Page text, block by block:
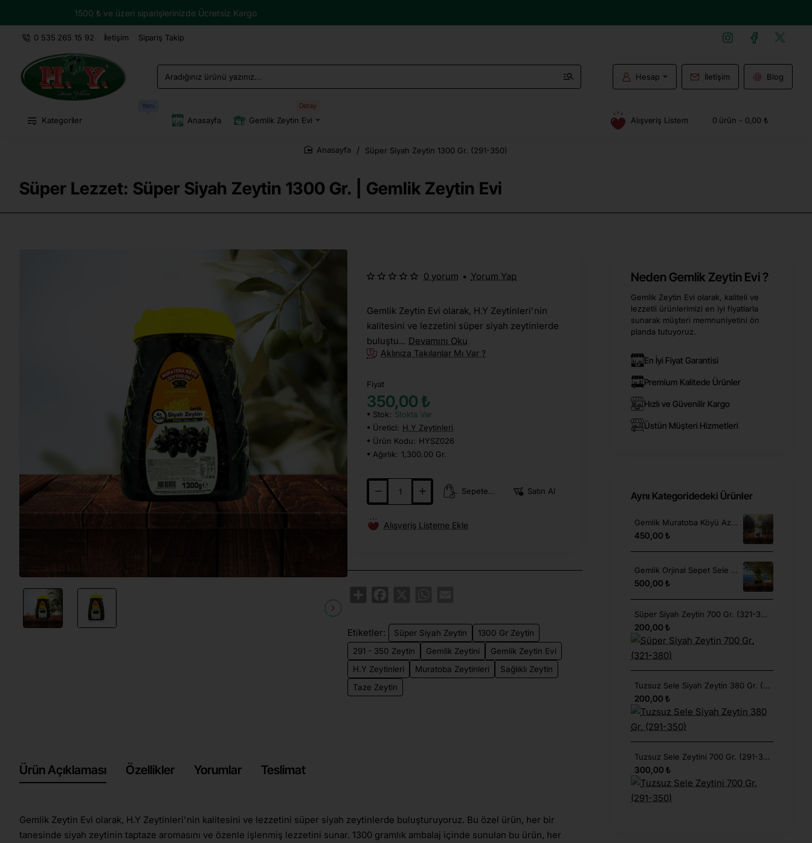
1500 ₺ ve üzeri siparişlerinizde Ücretsiz Kargo
0 535 265 15 92 İletişim Sipariş Takip
Aradığınız
ürünü
Hesap İletişim Blog
Kategoriler
Yeni
Anasayfa Gemlik Zeytin Evi
Detay
Alışveriş Listem 0 ürün - 0,00 ₺
Süper Lezzet: Süper Siyah Zeytin 1300 Gr. | Gemlik Zeytin Evi
Süper Siyah Zeytin 1300 Gr. (291-350)
🔥 Çok Satılan
Gemlik Zeytin Evi olarak, H.Y Zeytinleri'nin
kalitesini ve lezzetini süper siyah zeytinlerde
buluştu... Devamını Oku
Aklınıza Takılanlar Mı Var ?
0 yorum • Yorum Yap
Fiyat
350,00 ₺
Stok: Stokta Var
Üretici: H.Y Zeytinleri
Ürün Kodu: HYSZ026
Ağırlık: 1,300.00 Gr.
Sepete Ekle Satın Al
Alışveriş Listeme Ekle
Etiketler: Süper Siyah Zeytin
1300 Gr Zeytin
291 - 350 Zeytin
Gemlik Zeytini
Gemlik Zeytin Evi
H.Y Zeytinleri
Muratoba Zeytinleri
Sağlıklı Zeytin
Taze Zeytin
Ürün Açıklaması Özellikler Yorumlar Teslimat
Gemlik Zeytin Evi olarak, H.Y Zeytinleri'nin kalitesini ve lezzetini süper siyah zeytinlerde buluşturuyoruz. Bu özel ürün, her bir
tanesinde siyah zeytinin taptaze aromasını ve özenle işlenmiş lezzetini sunar. 1300 gramlık ambalaj içinde sunulan bu ürün, her
Neden Gemlik Zeytin Evi ?
Gemlik Zeytin Evi olarak, kaliteli ve
lezzetli ürünlerimizi en iyi fiyatlarla
sunarak müşteri memnuniyetini ön
planda tutuyoruz.
En İyi Fiyat Garantisi
Premium Kalitede Ürünler
Hızlı ve Güvenilir Kargo
Üstün Müşteri Hizmetleri
Aynı Kategoridedeki Ürünler
Gemlik Muratoba Köyü Az Tuzlu Siyah Zeytin 900 Gr. (231-290)
450,00 ₺
Gemlik Orjinal Sepet Sele Tuzsuz İri 900 Gr. (291-350)
500,00 ₺
Süper Siyah Zeytin 700 Gr. (321-380)
200,00 ₺
Tuzsuz Sele Siyah Zeytin 380 Gr. (291-350)
200,00 ₺
Tuzsuz Sele Zeytini 700 Gr. (291-350)
300,00 ₺